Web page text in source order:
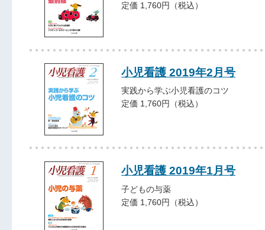
定価 1,760円（税込）
小児看護 2019年2月号
実践から学ぶ小児看護のコツ
定価 1,760円（税込）
小児看護 2019年1月号
子どもの与薬
定価 1,760円（税込）